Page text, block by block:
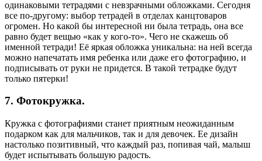
одинаковыми тетрадями с невзрачными обложками. Сегодня
все по-другому: выбор тетрадей в отделах канцтоваров
огромен. Но какой бы интересной ни была тетрадь, она все
равно будет вещью «как у кого-то». Чего не скажешь об
именной тетради! Её яркая обложка уникальна: на ней всегда
можно напечатать имя ребенка или даже его фотографию, и
подписывать от руки не придется. В такой тетрадке будут
только пятерки!
7.​ Фотокружка.
Кружка с фотографиями станет приятным неожиданным
подарком как для мальчиков, так и для девочек. Ее дизайн
настолько позитивный, что каждый раз, попивая чай, малыш
будет испытывать большую радость.